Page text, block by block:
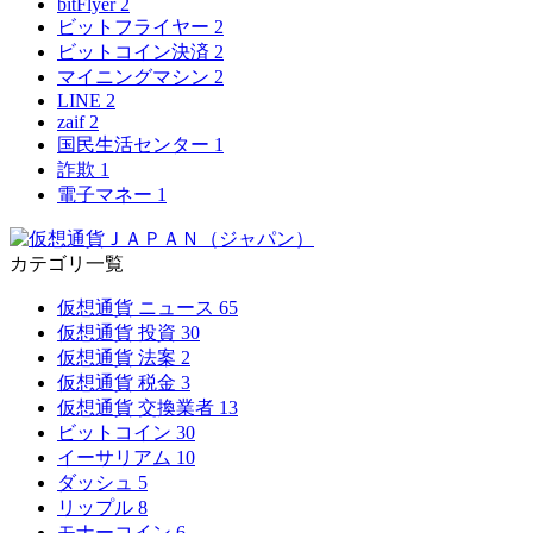
ビットフライヤー 2
ビットコイン決済 2
マイニングマシン 2
LINE 2
zaif 2
国民生活センター 1
詐欺 1
電子マネー 1
カテゴリ一覧
仮想通貨 ニュース 65
仮想通貨 投資 30
仮想通貨 法案 2
仮想通貨 税金 3
仮想通貨 交換業者 13
ビットコイン 30
イーサリアム 10
ダッシュ 5
リップル 8